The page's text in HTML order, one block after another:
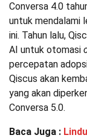
Conversa 4.0
untuk mendalami
ini. Tahun lalu,
AI untuk otomasi
percepatan
Qiscus akan
yang akan
Conversa 5.0.
Baca Juga :